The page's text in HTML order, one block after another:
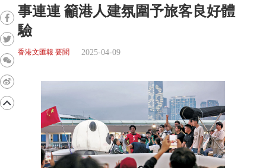
事連連 籲港人建氛圍予旅客良好體
驗
香港文匯報 要聞 2025-04-09